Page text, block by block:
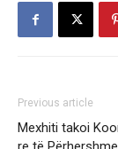
Previous article
Mexhiti takoi